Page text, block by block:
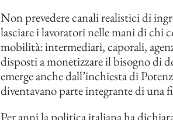
Non prevedere canali realistici di
lasciare i lavoratori nelle mani di chi
mobilità: intermediari, caporali,
disposti a monetizzare il bisogno di
emerge anche dall’inchiesta di
diventavano parte integrante di una
Per anni la politica italiana ha